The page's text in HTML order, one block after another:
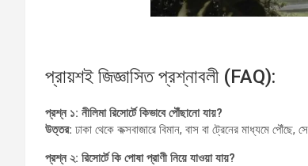
প্রায়শই জিজ্ঞাসিত প্রশ্নাবলী (FAQ):
প্রশ্ন ১: নীলিমা রিসোর্টে কিভাবে পৌঁছানো যায়?
উত্তর: ঢাকা থেকে কক্সবাজারে বিমান, বাস বা ট্রেনের মাধ্যমে পৌঁছে,
প্রশ্ন ২: রিসোর্টে কি পোষা প্রাণী নিয়ে যাওয়া যায়?